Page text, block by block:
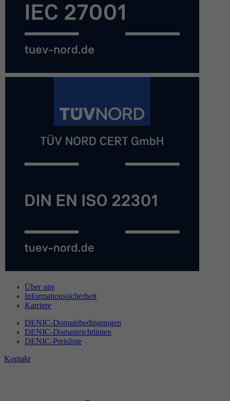
Über uns
Informationssicherheit
Karriere
DENIC-Domainbedingungen
DENIC-Domainrichtlinien
DENIC-Preisliste
Kontakt